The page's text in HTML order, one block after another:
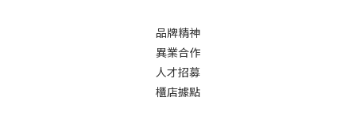
品牌精神
異業合作
人才招募
櫃店據點